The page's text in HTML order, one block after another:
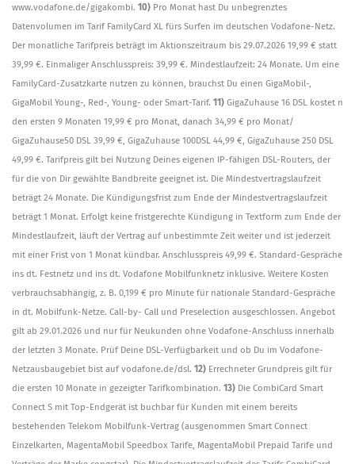
www.vodafone.de/gigakombi. 10) Pro Monat hast Du unbegrenztes
Datenvolumen im Tarif FamilyCard XL fürs Surfen im deutschen Vodafone-Netz.
Der monatliche Tarifpreis beträgt im Aktionszeitraum bis 29.07.2026 19,99 € statt
39,99 €. Einmaliger Anschlusspreis: 39,99 €. Mindestlaufzeit: 24 Monate. Um eine
FamilyCard-Zusatzkarte nutzen zu können, brauchst Du einen GigaMobil-,
GigaMobil Young-, Red-, Young- oder Smart-Tarif. 11) GigaZuhause 16 DSL kostet n
den ersten 9 Monaten 19,99 € pro Monat, danach 34,99 € pro Monat/
GigaZuhause50 DSL 39,99 €, GigaZuhause 100DSL 44,99 €, GigaZuhause 250 DSL
49,99 €. Tarifpreis gilt bei Nutzung Deines eigenen IP-fähigen DSL-Routers, der
für die von Dir gewählte Bandbreite geeignet ist. Die Mindestvertragslaufzeit
beträgt 24 Monate. Die Kündigungsfrist zum Ende der Mindestvertragslaufzeit
beträgt 1 Monat. Erfolgt keine fristgerechte Kündigung in Textform zum Ende der
Mindestlaufzeit, läuft der Vertrag auf unbestimmte Zeit weiter und ist jederzeit
mit einer Frist von 1 Monat kündbar. Anschlusspreis 49,99 €. Standard-Gespräche
ins dt. Festnetz und ins dt. Vodafone Mobilfunknetz inklusive. Weitere Kosten
verbrauchsabhängig, z. B. 0,199 € pro Minute für nationale Standard-Gespräche
in dt. Mobilfunk-Netze. Call-by- Call und Preselection ausgeschlossen. Angebot
gilt ab 29.01.2026 und nur für Neukunden ohne Vodafone-Anschluss innerhalb
der letzten 3 Monate. Prüf Deine DSL-Verfügbarkeit und ob Du im Vodafone-
Netzausbaugebiet bist auf vodafone.de/dsl. 12) Errechneter Grundpreis gilt für
die ersten 10 Monate in gezeigter Tarifkombination. 13) Die CombiCard Smart
Connect S mit Top-Endgerät ist buchbar für Kunden mit einem bereits
bestehenden Telekom Mobilfunk-Vertrag (ausgenommen Smart Connect
Einzelkarten, MagentaMobil Speedbox Tarife, MagentaMobil Prepaid Tarife und